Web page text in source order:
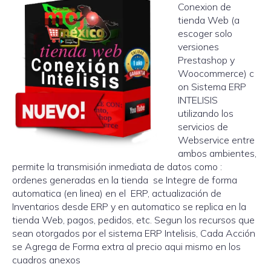
Conexion de
tienda Web (a
escoger solo
versiones
Prestashop y
Woocommerce) c
on Sistema ERP
INTELISIS
utilizando los
servicios de
Webservice entre
ambos ambientes,
permite la transmisión inmediata de datos como :
ordenes generadas en la tienda se Integre de forma
automatica (en linea) en el ERP, actualización de
Inventarios desde ERP y en automatico se replica en la
tienda Web, pagos, pedidos, etc. Segun los recursos que
sean otorgados por el sistema ERP Intelisis, Cada Acción
se Agrega de Forma extra al precio aqui mismo en los
cuadros anexos